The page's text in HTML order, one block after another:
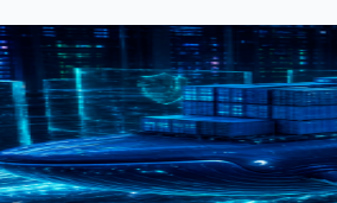
镜像代理 + HTTP 代理